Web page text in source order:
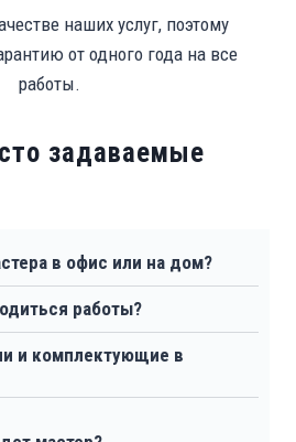
наших услуг, поэтому
от одного года на все
работы.
задаваемые
в офис или на дом?
работы?
и комплектующие в